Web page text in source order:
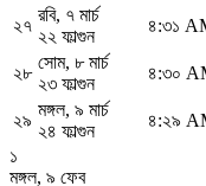
২৭
রবি, ৭ মার্চ
২২ ফাল্গুন
৪:৩১
২৮
সোম, ৮ মার্চ
২৩ ফাল্গুন
৪:৩০
২৯
মঙ্গল, ৯ মার্চ
২৪ ফাল্গুন
৪:২৯
১
মঙ্গল, ৯ ফেব